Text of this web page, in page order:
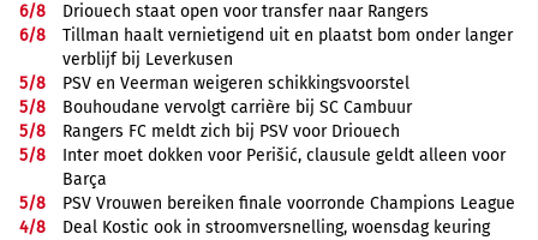
6/8
Driouech staat open voor transfer naar Rangers
6/8
Tillman haalt vernietigend uit en plaatst bom onder langer
verblijf bij Leverkusen
5/8
PSV en Veerman weigeren schikkingsvoorstel
5/8
Bouhoudane vervolgt carrière bij SC Cambuur
5/8
Rangers FC meldt zich bij PSV voor Driouech
5/8
Inter moet dokken voor Perišić, clausule geldt alleen voor
Barça
5/8
PSV Vrouwen bereiken finale voorronde Champions League
4/8
Deal Kostic ook in stroomversnelling, woensdag keuring